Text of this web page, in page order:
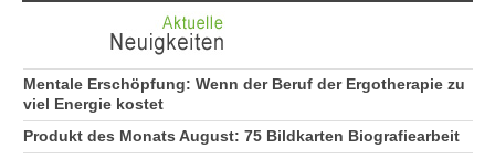
Mentale Erschöpfung: Wenn der Beruf der Ergotherapie zu
viel Energie kostet
Produkt des Monats August: 75 Bildkarten Biografiearbeit